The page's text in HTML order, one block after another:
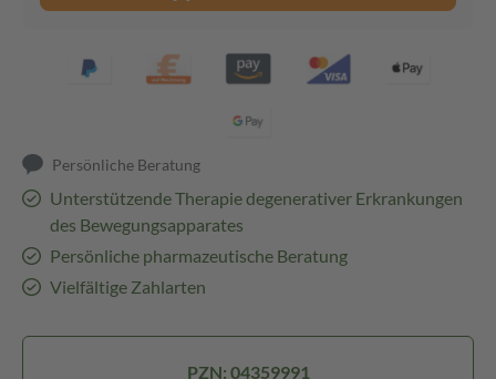
Persönliche Beratung
Unterstützende Therapie degenerativer Erkrankungen
des Bewegungsapparates
Persönliche pharmazeutische Beratung
Vielfältige Zahlarten
PZN: 04359991